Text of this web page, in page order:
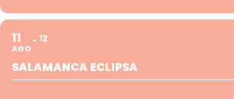
11
AGO
12
SALAMANCA ECLIPSA